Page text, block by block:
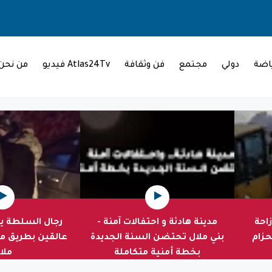
دولي مجتمع فن وثقافة Atlas24Tv فيديو من
مدينة هادئة و احتفالات آمنة -
بني ملال تحتضن السنة الجديدة
بخطة أمنية متكاملة
رجال السلطة
عالقين بطريق